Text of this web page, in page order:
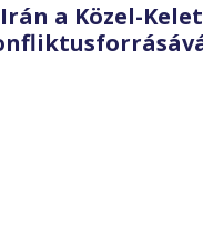
a Közel-